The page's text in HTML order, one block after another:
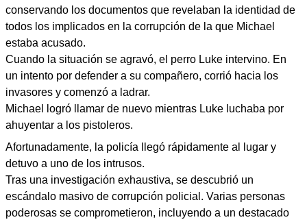
conservando los documentos que revelaban la identidad de
todos los implicados en la corrupción de la que Michael
estaba acusado.
Cuando la situación se agravó, el perro Luke intervino. En
un intento por defender a su compañero, corrió hacia los
invasores y comenzó a ladrar.
Michael logró llamar de nuevo mientras Luke luchaba por
ahuyentar a los pistoleros.
Afortunadamente, la policía llegó rápidamente al lugar y
detuvo a uno de los intrusos.
Tras una investigación exhaustiva, se descubrió un
escándalo masivo de corrupción policial. Varias personas
poderosas se comprometieron, incluyendo a un destacado